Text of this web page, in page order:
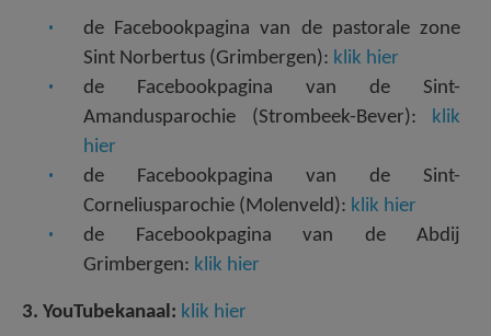
de Facebookpagina van de pastorale zone
Sint Norbertus (Grimbergen): klik hier
de Facebookpagina van de Sint-
Amandusparochie (Strombeek-Bever): klik
hier
de Facebookpagina van de Sint-
Corneliusparochie (Molenveld): klik hier
de Facebookpagina van de Abdij
Grimbergen: klik hier
3. YouTubekanaal: klik hier